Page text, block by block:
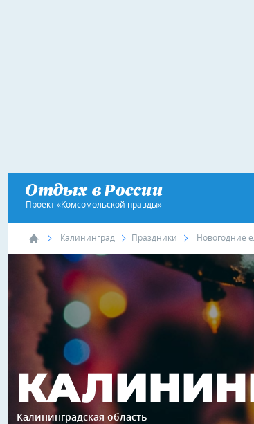
Проект «Комсомольской правды»
Калининград Праздники Новогодние
Калининградская область